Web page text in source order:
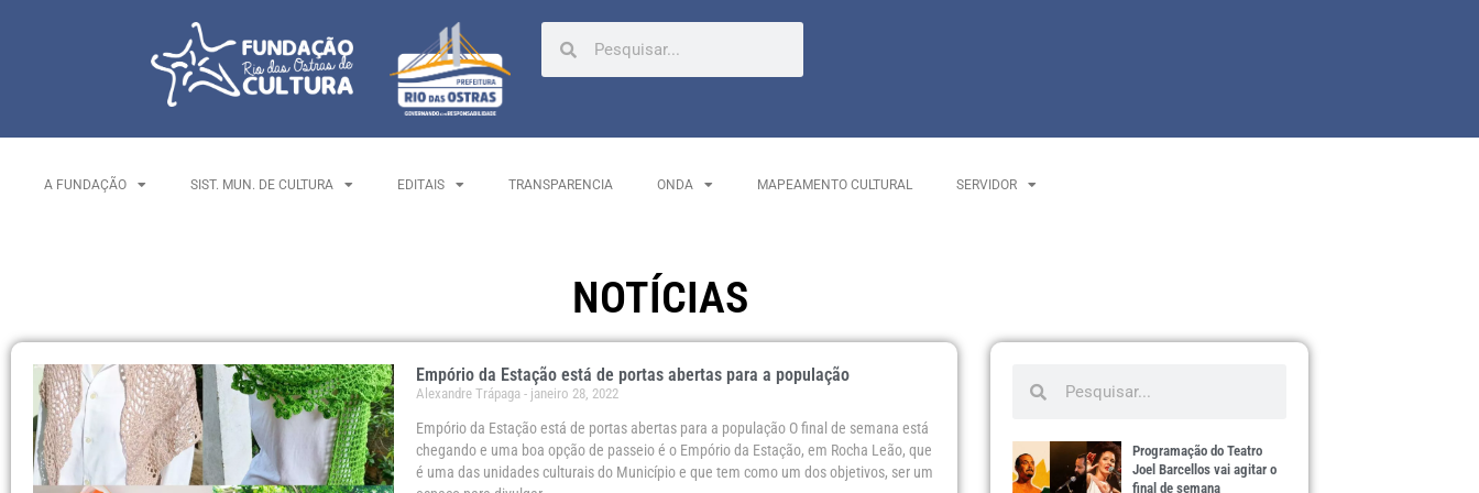
A FUNDAÇÃO SIST. MUN. DE CULTURA EDITAIS TRANSPARENCIA ONDA MAPEAMENTO CULTURAL SERVIDOR
NOTÍCIAS
Empório da Estação está de portas abertas para a população
Alexandre Trápaga janeiro 28, 2022
Empório da Estação está de portas abertas para a população O final de semana está
chegando e uma boa opção de passeio é o Empório da Estação, em Rocha Leão, que
é uma das unidades culturais do Município e que tem como um dos objetivos, ser um
Programação do Teatro
Joel Barcellos vai agitar o
final de semana